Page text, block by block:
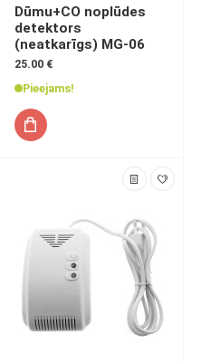
Dūmu+CO noplūdes
detektors
(neatkarīgs) MG-06
25.00 €
Pieejams!